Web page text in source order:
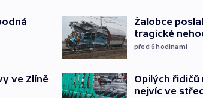
ve Zlíně
Žalobce
tragické
před 6hodinami
Opilých
nejvíc ve